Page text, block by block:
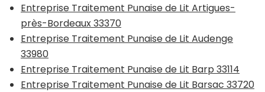
Entreprise Traitement Punaise de Lit Artigues-
près-Bordeaux 33370
Entreprise Traitement Punaise de Lit Audenge
33980
Entreprise Traitement Punaise de Lit Barp 33114
Entreprise Traitement Punaise de Lit Barsac 33720